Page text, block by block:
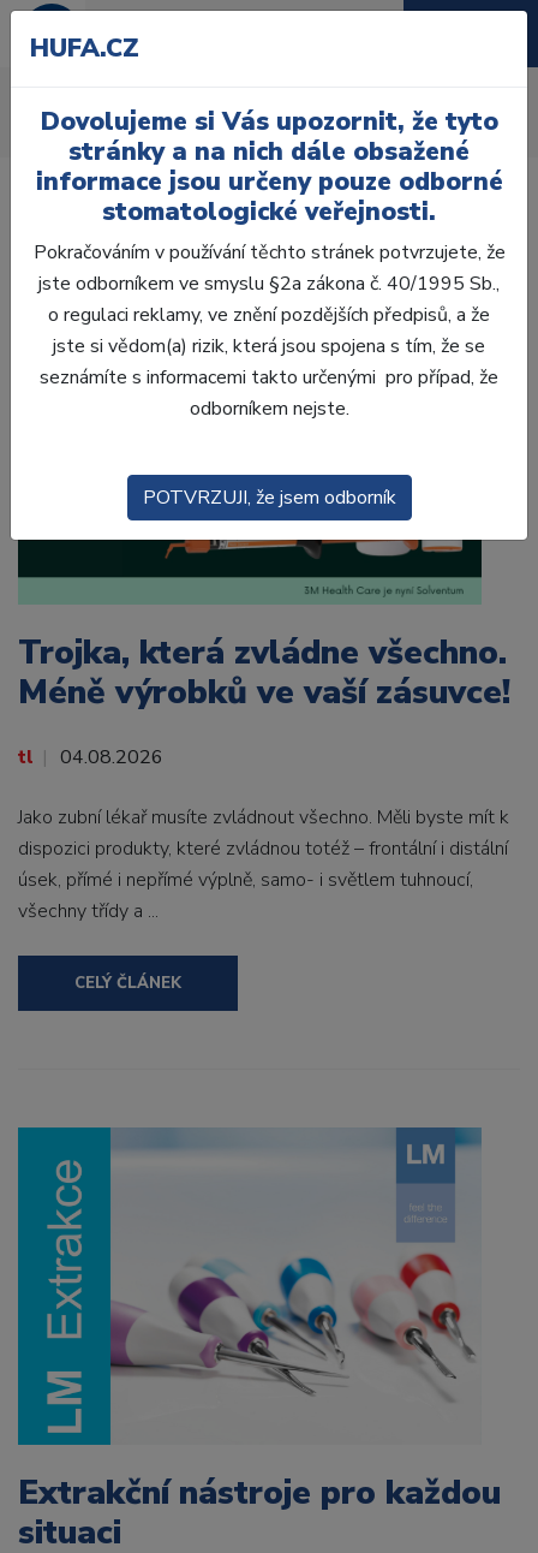
Úvod Blog
Trojka, která zvládne všechno.
Méně výrobků ve vaší zásuvce!
tl 04.08.2026
Jako zubní lékař musíte zvládnout všechno. Měli byste mít k
dispozici produkty, které zvládnou totéž – frontální i distální
úsek, přímé i nepřímé výplně, samo- i světlem tuhnoucí,
všechny třídy a ...
CELÝ ČLÁNEK
Extrakční nástroje pro každou
situaci
HUFA.CZ
Dovolujeme si Vás upozornit, že tyto
stránky a na nich dále obsažené
informace jsou určeny pouze odborné
stomatologické veřejnosti.
Pokračováním v používání těchto stránek potvrzujete, že
jste odborníkem ve smyslu §2a zákona č. 40/1995 Sb.,
o regulaci reklamy, ve znění pozdějších předpisů, a že
jste si vědom(a) rizik, která jsou spojena s tím, že se
seznámíte s informacemi takto určenými pro případ, že
odborníkem nejste.
POTVRZUJI, že jsem odborník